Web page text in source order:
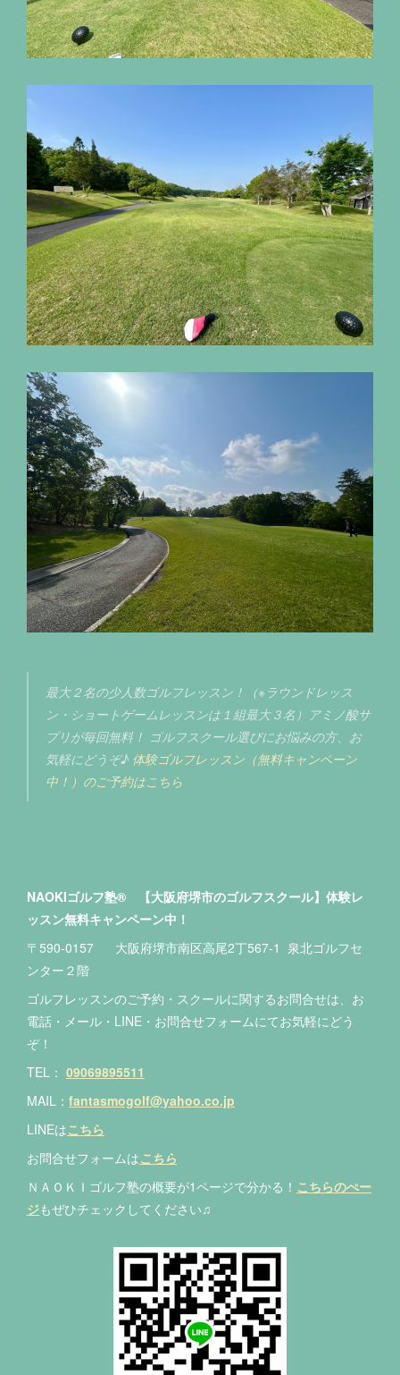
最大２名の少人数ゴルフレッスン！（※ラウンドレッス
ン・ショートゲームレッスンは１組最大３名）アミノ酸サ
プリが毎回無料！ ゴルフスクール選びにお悩みの方、お
気軽にどうぞ♪ 体験ゴルフレッスン（無料キャンペーン
中！）のご予約はこちら
NAOKIゴルフ塾® 【大阪府堺市のゴルフスクール】体験レ
ッスン無料キャンペーン中！
〒590-0157 大阪府堺市南区高尾2丁567-1 泉北ゴルフセ
ンター２階
ゴルフレッスンのご予約・スクールに関するお問合せは、お
電話・メール・LINE・お問合せフォームにてお気軽にどう
ぞ！
TEL： 09069895511
MAIL： fantasmogolf@yahoo.co.jp
LINEはこちら
お問合せフォームはこちら
ＮＡＯＫＩゴルフ塾の概要が1ページで分かる！ こちらのぺー
ジもぜひチェックしてください♫